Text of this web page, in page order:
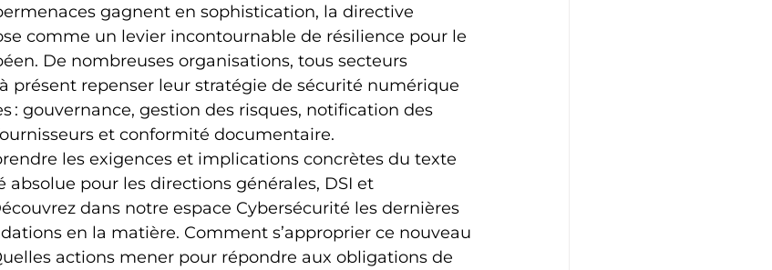
gagnent en sophistication, la directive
comme un levier incontournable de résilience pour le
De nombreuses organisations, tous secteurs
présent repenser leur stratégie de sécurité numérique
: gouvernance, gestion des risques, notification des
et conformité documentaire.
les exigences et implications concrètes du texte
absolue pour les directions générales, DSI et
dans notre espace Cybersécurité les dernières
en la matière. Comment s’approprier ce nouveau
actions mener pour répondre aux obligations de